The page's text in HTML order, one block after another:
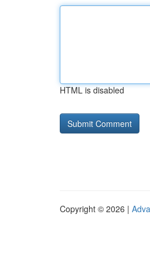
HTML is disabled
Copyright © 2026 |